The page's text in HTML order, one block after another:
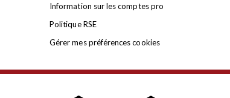
Information sur les comptes pro
Politique RSE
Gérer mes préférences cookies